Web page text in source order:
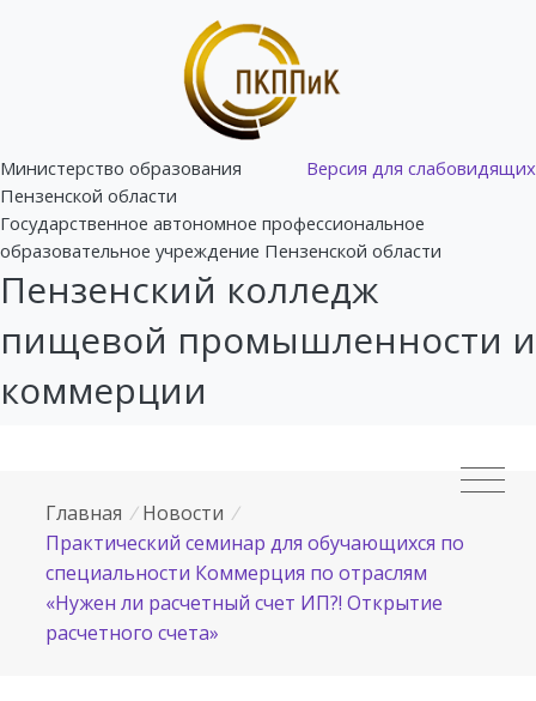
Версия для слабовидящих
Министерство образования
Пензенской области
Государственное автономное профессиональное
образовательное учреждение Пензенской области
Пензенский колледж
пищевой промышленности и
коммерции
Главная / Новости /
Практический семинар для обучающихся по
специальности Коммерция по отраслям
«Нужен ли расчетный счет ИП?! Открытие
расчетного счета»